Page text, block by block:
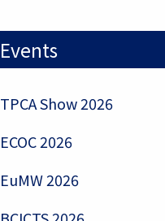
Events
TPCA Show 2026
ECOC 2026
EuMW 2026